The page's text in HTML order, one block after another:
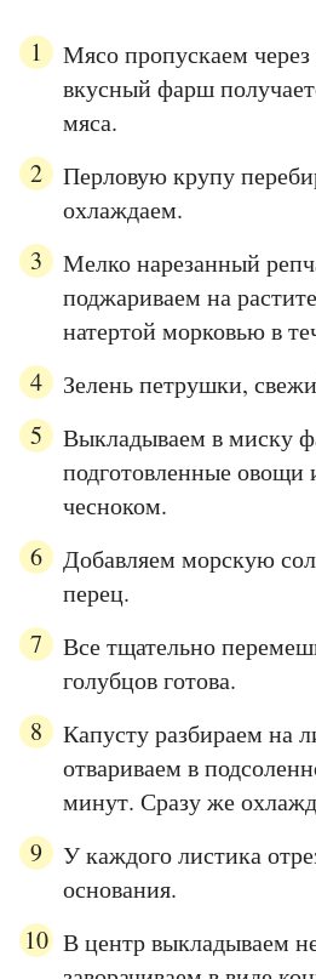
Мясо пропускаем
вкусный фарш
мяса.
Перловую крупу
охлаждаем.
Мелко нарезанный
поджариваем на
натертой морковью в
Зелень петрушки,
Выкладываем в миску
подготовленные овощи
чесноком.
Добавляем морскую
перец.
Все тщательно
голубцов готова.
Капусту разбираем на
отвариваем в
минут. Сразу же
У каждого листика
основания.
В центр выкладываем